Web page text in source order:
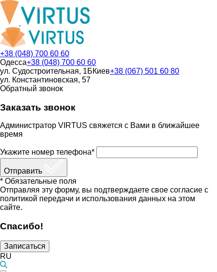
+38 (048) 700 60 60
Одесса+38 (048) 700 60 60
ул. Судостроительная, 1БКиев+38 (067) 501 60 80
ул. Константиновская, 57
Обратный звонок
Заказать звонок
Администратор VIRTUS свяжется с Вами в ближайшее
время
Укажите номер телефона*
Отправить
* Обязательные поля
Отправляя эту форму, вы подтверждаете свое согласие с
политикой передачи и использования данных на этом
сайте.
Спасибо!
Записаться
RU